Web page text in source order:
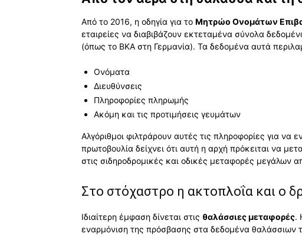
Από το 2016, η οδηγία για το Μητρώο Ονομάτων
εταιρείες να διαβιβάζουν εκτεταμένα σύνολα
(όπως το BKA στη Γερμανία). Τα δεδομένα αυτά
Ονόματα
Διευθύνσεις
Πληροφορίες πληρωμής
Ακόμη και τις προτιμήσεις γευμάτων
Αλγόριθμοι φιλτράρουν αυτές τις πληροφορίες για
πρωτοβουλία δείχνει ότι αυτή η αρχή πρόκειται να
στις σιδηροδρομικές και οδικές μεταφορές μεγάλων
Στο στόχαστρο η ακτοπλοΐα και ο
Ιδιαίτερη έμφαση δίνεται στις θαλάσσιες μεταφορές.
εναρμόνιση της πρόσβασης στα δεδομένα θαλάσσιων